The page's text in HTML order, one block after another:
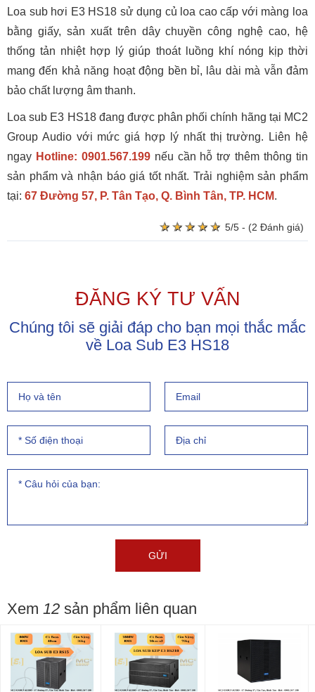
Loa sub hơi E3 HS18 sử dụng củ loa cao cấp với màng loa
bằng giấy, sản xuất trên dây chuyền công nghệ cao, hệ
thống tản nhiệt hợp lý giúp thoát luồng khí nóng kịp thời
mang đến khả năng hoạt động bền bỉ, lâu dài mà vẫn đảm
bảo chất lượng âm thanh.
Loa sub E3 HS18 đang được phân phối chính hãng tại MC2
Group Audio với mức giá hợp lý nhất thị trường. Liên hệ
ngay Hotline: 0901.567.199nếu cần hỗ trợ thêm thông tin
sản phẩm và nhận báo giá tốt nhất. Trải nghiệm sản phẩm
tại: 67 Đường 57, P. Tân Tạo, Q. Bình Tân, TP. HCM.
★ ★ ★ ★ ★
★ ★ ★ ★ ★ 5/5 - (2 Đánh giá)
ĐĂNG KÝ TƯ VẤN
Chúng tôi sẽ giải đáp cho bạn mọi thắc mắc
về Loa Sub E3 HS18
Xem 12 sản phẩm liên quan